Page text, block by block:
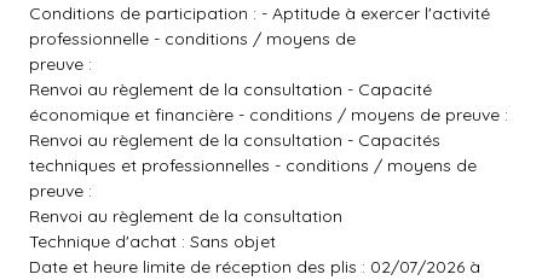
Conditions de participation : - Aptitude à exercer l'activité
professionnelle - conditions / moyens de
preuve :
Renvoi au règlement de la consultation - Capacité
économique et financière - conditions / moyens de preuve :
Renvoi au règlement de la consultation - Capacités
techniques et professionnelles - conditions / moyens de
preuve :
Renvoi au règlement de la consultation
Technique d'achat : Sans objet
Date et heure limite de réception des plis : 02/07/2026 à